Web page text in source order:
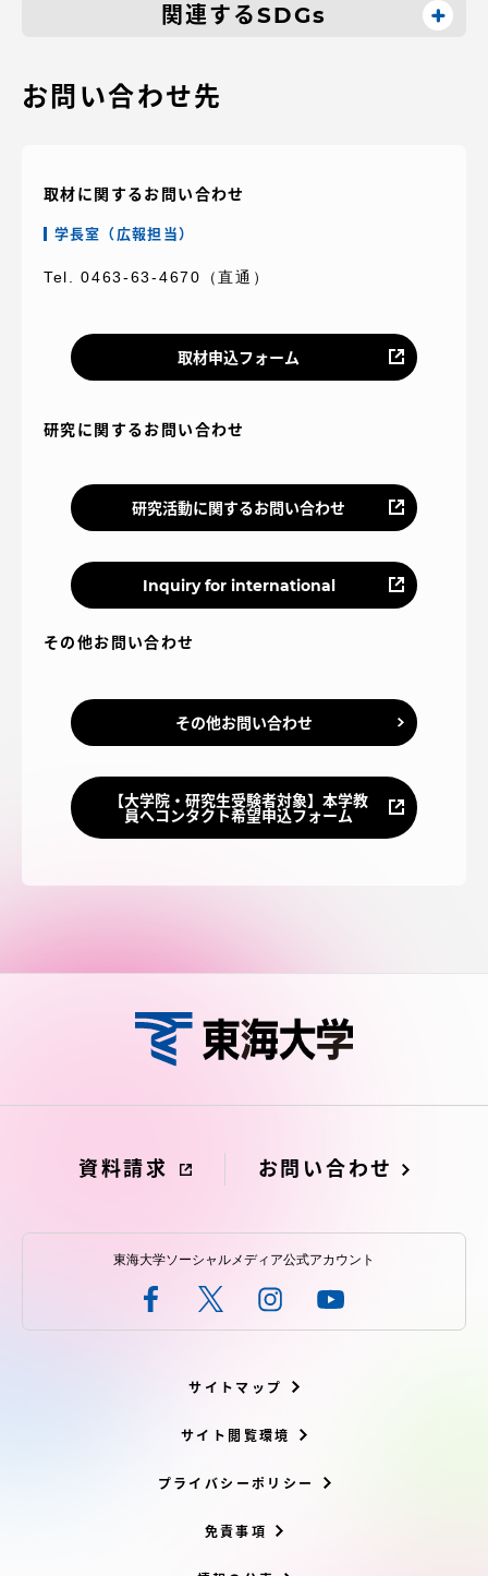
関連するSDGs
お問い合わせ先
取材に関するお問い合わせ
学長室（広報担当）
Tel. 0463-63-4670（直通）
取材申込フォーム
研究に関するお問い合わせ
研究活動に関するお問い合わせ
Inquiry for international
その他お問い合わせ
その他お問い合わせ
【大学院・研究生受験者対象】本学教
員へコンタクト希望申込フォーム
資料請求 お問い合わせ
東海大学ソーシャルメディア公式アカウント
サイトマップ
サイト閲覧環境
プライバシーポリシー
免責事項